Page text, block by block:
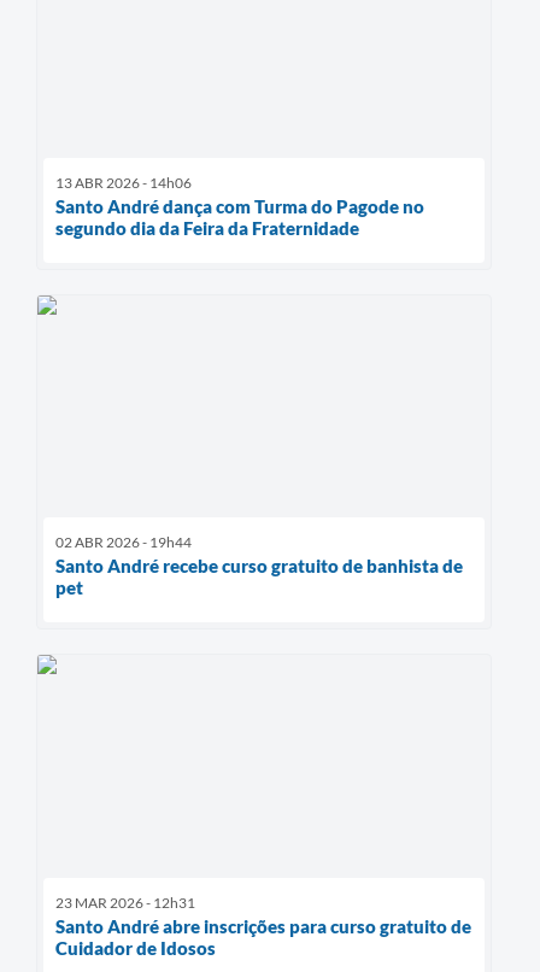
13 ABR 2026 - 14h06
Santo André dança com Turma do Pagode no
segundo dia da Feira da Fraternidade
02 ABR 2026 - 19h44
Santo André recebe curso gratuito de banhista de
pet
23 MAR 2026 - 12h31
Santo André abre inscrições para curso gratuito de
Cuidador de Idosos